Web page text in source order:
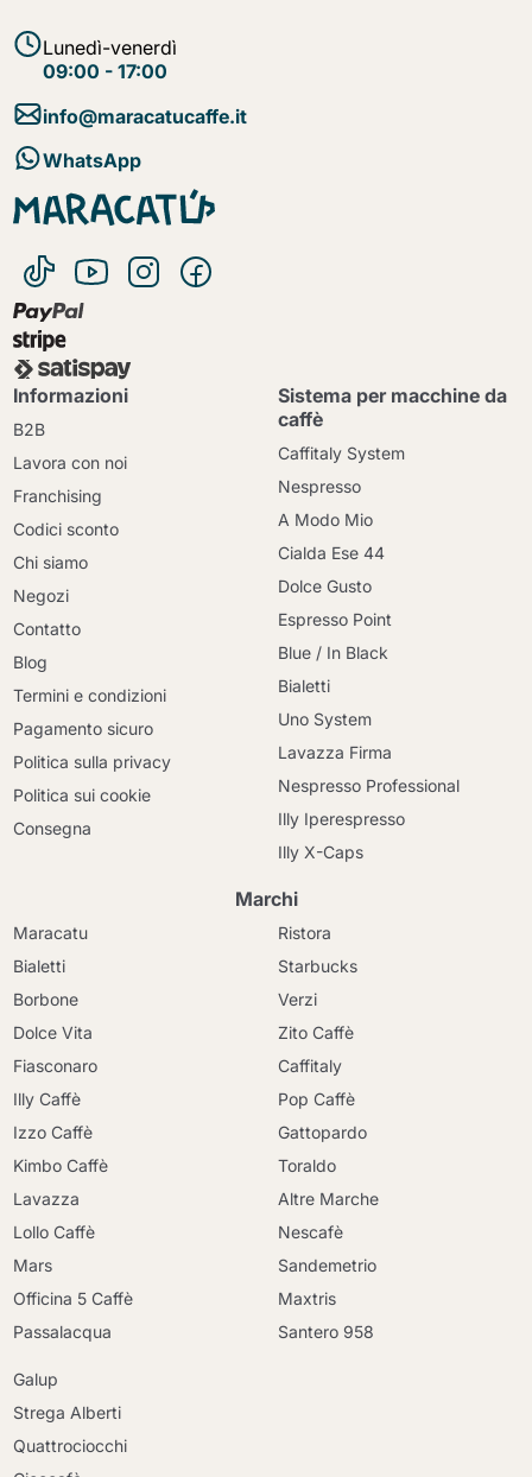
Lunedì-venerdì
09:00 - 17:00
info@maracatucaffe.it
WhatsApp
Informazioni
B2B
Lavora con noi
Franchising
Codici sconto
Chi siamo
Negozi
Contatto
Blog
Termini e condizioni
Pagamento sicuro
Politica sulla privacy
Politica sui cookie
Consegna
Sistema per macchine da
caffè
Caffitaly System
Nespresso
A Modo Mio
Cialda Ese 44
Dolce Gusto
Espresso Point
Blue / In Black
Bialetti
Uno System
Lavazza Firma
Nespresso Professional
Illy Iperespresso
Illy X-Caps
Marchi
Maracatu
Bialetti
Borbone
Dolce Vita
Fiasconaro
Illy Caffè
Izzo Caffè
Kimbo Caffè
Lavazza
Lollo Caffè
Mars
Officina 5 Caffè
Passalacqua
Ristora
Starbucks
Verzi
Zito Caffè
Caffitaly
Pop Caffè
Gattopardo
Toraldo
Altre Marche
Nescafè
Sandemetrio
Maxtris
Santero 958
Galup
Strega Alberti
Quattrociocchi